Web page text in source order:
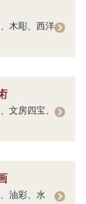
木彫、西洋
文房四宝、
油彩、水